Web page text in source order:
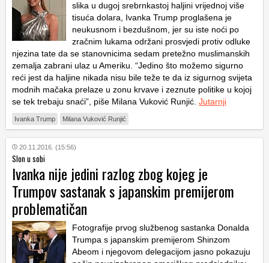
slika u dugoj srebrnkastoj haljini vrijednoj više
tisuća dolara, Ivanka Trump proglašena je
neukusnom i bezdušnom, jer su iste noći po
zračnim lukama održani prosvjedi protiv odluke
njezina tate da se stanovnicima sedam pretežno muslimanskih
zemalja zabrani ulaz u Ameriku. “Jedino što možemo sigurno
reći jest da haljine nikada nisu bile teže te da iz sigurnog svijeta
modnih mačaka prelaze u zonu krvave i zeznute politike u kojoj
se tek trebaju snaći”, piše Milana Vuković Runjić. Jutarnji
Ivanka Trump Milana Vuković Runjić
20.11.2016. (15:56)
Slon u sobi
Ivanka nije jedini razlog zbog kojeg je
Trumpov sastanak s japanskim premijerom
problematičan
Fotografije prvog službenog sastanka Donalda
Trumpa s japanskim premijerom Shinzom
Abeom i njegovom delegacijom jasno pokazuju